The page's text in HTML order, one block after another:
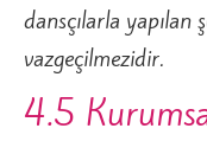
dansçılarla yapılan
vazgeçilmezidir.
4.5